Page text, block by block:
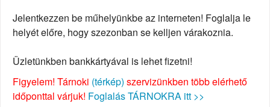
Jelentkezzen be műhelyünkbe az interneten! Foglalja le
helyét előre, hogy szezonban se kelljen várakoznia.
Üzletünkben bankkártyával is lehet fizetni!
Figyelem! Tárnoki (térkép) szervizünkben több elérhető
időponttal várjuk! Foglalás TÁRNOKRA itt >>